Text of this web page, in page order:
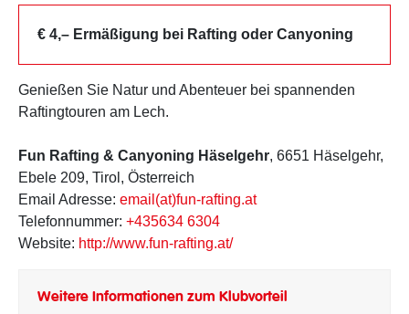
€ 4,– Ermäßigung bei Rafting oder Canyoning
Genießen Sie Natur und Abenteuer bei spannenden
Raftingtouren am Lech.
Fun Rafting & Canyoning Häselgehr, 6651 Häselgehr,
Ebele 209, Tirol, Österreich
Email Adresse: email(at)fun-rafting.at
Telefonnummer: +435634 6304
Website: http://www.fun-rafting.at/
Weitere Informationen zum Klubvorteil